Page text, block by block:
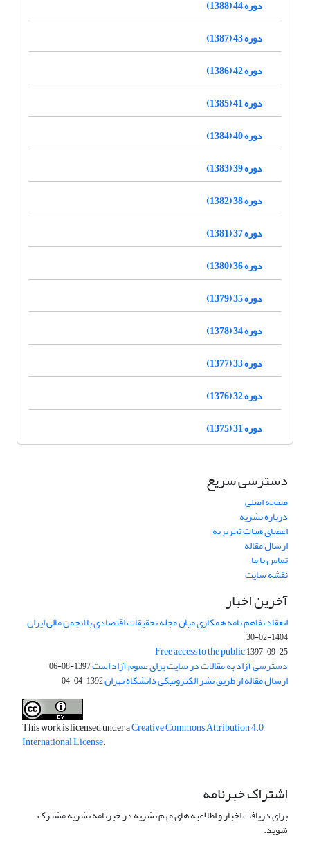
دوره 44 (1388)
دوره 43 (1387)
دوره 42 (1386)
دوره 41 (1385)
دوره 40 (1384)
دوره 39 (1383)
دوره 38 (1382)
دوره 37 (1381)
دوره 36 (1380)
دوره 35 (1379)
دوره 34 (1378)
دوره 33 (1377)
دوره 32 (1376)
دوره 31 (1375)
دسترسی سریع
صفحه اصلی
درباره نشریه
اعضای هیات تحریریه
ارسال مقاله
تماس با ما
نقشه سایت
آخرین اخبار
انعقاد تفاهم نامه همکاری میان مجله تحقیقات اقتصادی با انجمن مالی ایران
1404-02-30
Free access to the public1397-09-25
دسترسی آزاد به مقالات در سایت برای عموم آزاد است1397-08-06
ارسال مقاله از طریق نشر الکترونیکی دانشگاه تهران1392-04-04
This work is licensed under aCreative Commons Attribution 4.0
International License.
اشتراک خبرنامه
برای دریافت اخبار و اطلاعیه های مهم نشریه در خبرنامه نشریه مشترک
شوید.